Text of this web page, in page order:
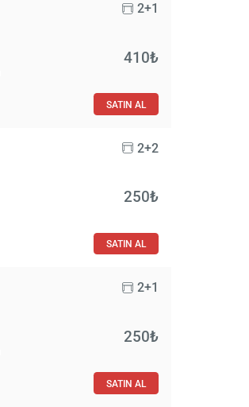
2+1
410₺
SATIN AL
2+2
250₺
SATIN AL
2+1
250₺
SATIN AL